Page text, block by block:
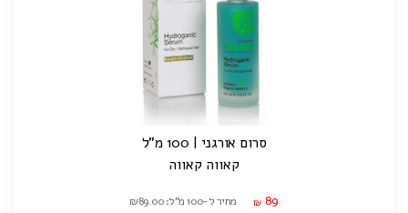
סרום אורגני | 100 מ"ל
קאווה קאווה
₪ 89 מחיר ל-100 מ"ל: ₪89.00